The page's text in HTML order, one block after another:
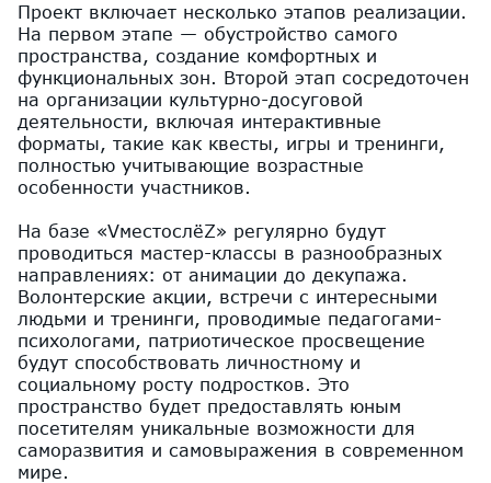
Проект включает несколько этапов реализации.
На первом этапе — обустройство самого
пространства, создание комфортных и
функциональных зон. Второй этап сосредоточен
на организации культурно-досуговой
деятельности, включая интерактивные
форматы, такие как квесты, игры и тренинги,
полностью учитывающие возрастные
особенности участников.
На базе «VместослёZ» регулярно будут
проводиться мастер-классы в разнообразных
направлениях: от анимации до декупажа.
Волонтерские акции, встречи с интересными
людьми и тренинги, проводимые педагогами-
психологами, патриотическое просвещение
будут способствовать личностному и
социальному росту подростков. Это
пространство будет предоставлять юным
посетителям уникальные возможности для
саморазвития и самовыражения в современном
мире.